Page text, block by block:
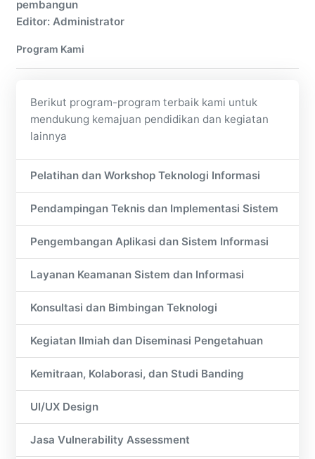
pembangun
Editor: Administrator
Program Kami
Berikut program-program terbaik kami untuk
mendukung kemajuan pendidikan dan kegiatan
lainnya
Pelatihan dan Workshop Teknologi Informasi
Pendampingan Teknis dan Implementasi Sistem
Pengembangan Aplikasi dan Sistem Informasi
Layanan Keamanan Sistem dan Informasi
Konsultasi dan Bimbingan Teknologi
Kegiatan Ilmiah dan Diseminasi Pengetahuan
Kemitraan, Kolaborasi, dan Studi Banding
UI/UX Design
Jasa Vulnerability Assessment